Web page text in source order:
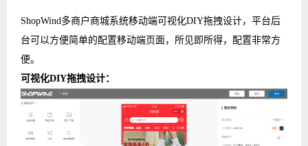
ShopWind多商户商城系统移动端可视化DIY拖拽设计，平台后
台可以方便简单的配置移动端页面，所见即所得，配置非常方
便。
可视化DIY拖拽设计：